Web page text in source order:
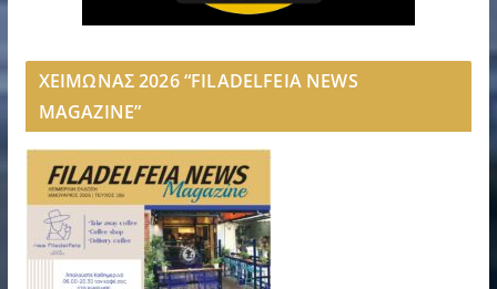
ΧΕΙΜΩΝΑΣ 2026 “FILADELFEIA NEWS
MAGAZINE”